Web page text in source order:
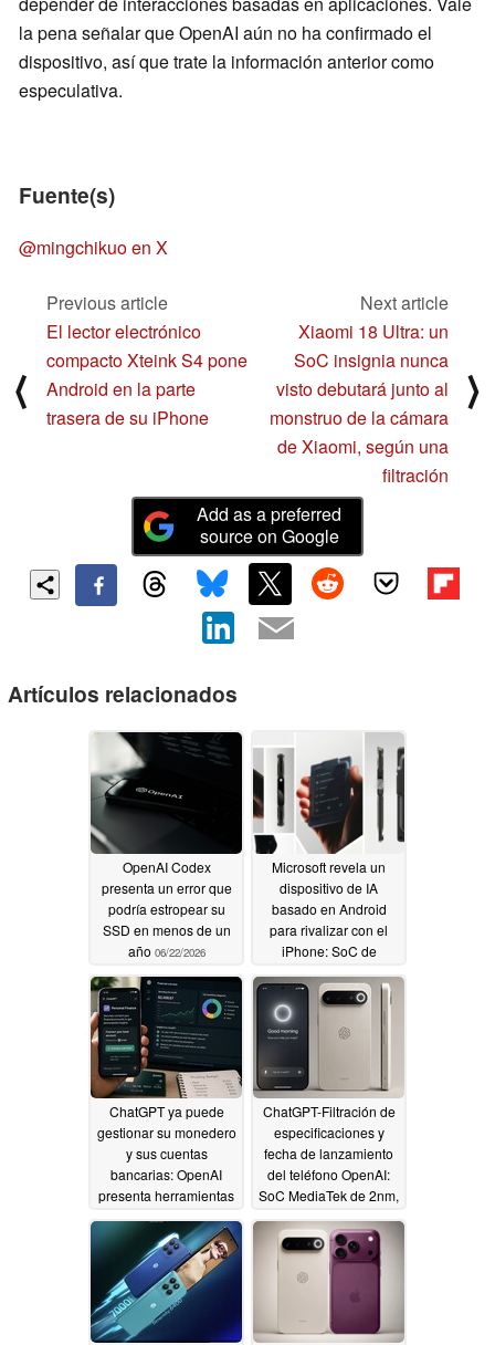
la pena señalar que OpenAI aún no ha confirmado el
dispositivo, así que trate la información anterior como
especulativa.
Fuente(s)
@mingchikuo en X
⟨
Previous article
El lector electrónico
compacto Xteink S4 pone
Android en la parte
trasera de su iPhone
Next article
Xiaomi 18 Ultra: un
SoC insignia nunca
visto debutará junto al
monstruo de la cámara
de Xiaomi, según una
filtración
⟩
Add as a preferred
source on Google
Artículos relacionados
OpenAI Codex
presenta un error que
podría estropear su
SSD en menos de un
año 06/22/2026
Microsoft revela un
dispositivo de IA
basado en Android
para rivalizar con el
iPhone: SoC de
frontal, pantalla
pequeña, 5G 06/03/2026
ChatGPT ya puede
gestionar su monedero
y sus cuentas
bancarias: OpenAI
presenta herramientas
05/30/2026
ChatGPT-Filtración de
especificaciones y
fecha de lanzamiento
del teléfono OpenAI:
SoC MediaTek de 2nm,
almacenamiento UFS
5.0, etc 05/20/2026